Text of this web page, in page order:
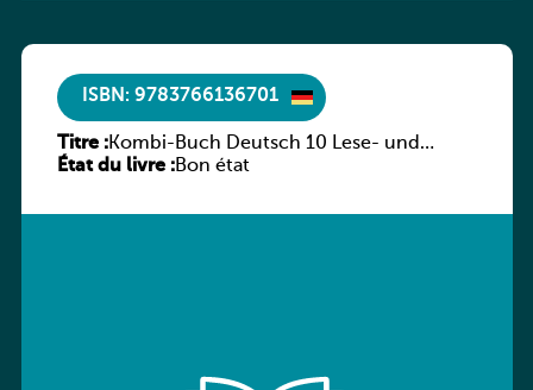
ISBN: 9783766136701
Titre :Kombi-Buch Deutsch 10 Lese- und
Sprachbuch
État du livre :Bon état